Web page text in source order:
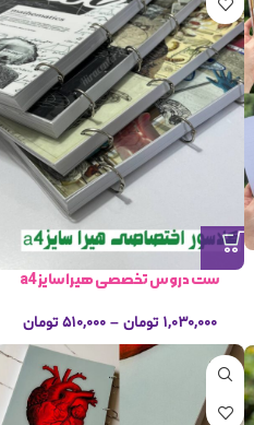
ست دروس تخصصی هیرا سایز a4
۱,۰۳۰,۰۰۰ تومان – ۵۱۰,۰۰۰ تومان